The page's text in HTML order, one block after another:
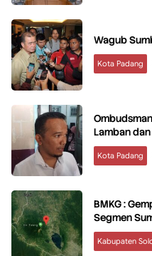
Wagub
Kota Padang
Lamban
Kota Padang
BMKG :
Segmen
Kabupaten